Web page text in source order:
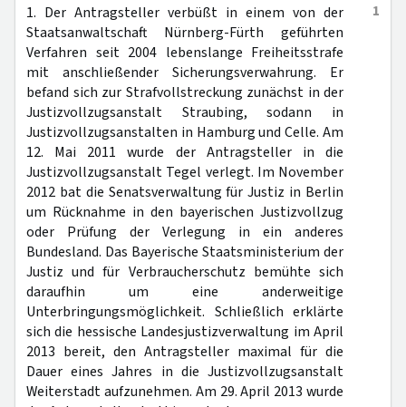
1
1. Der Antragsteller verbüßt in einem von der
Staatsanwaltschaft Nürnberg-Fürth geführten
Verfahren seit 2004 lebenslange Freiheitsstrafe
mit anschließender Sicherungsverwahrung. Er
befand sich zur Strafvollstreckung zunächst in der
Justizvollzugsanstalt Straubing, sodann in
Justizvollzugsanstalten in Hamburg und Celle. Am
12. Mai 2011 wurde der Antragsteller in die
Justizvollzugsanstalt Tegel verlegt. Im November
2012 bat die Senatsverwaltung für Justiz in Berlin
um Rücknahme in den bayerischen Justizvollzug
oder Prüfung der Verlegung in ein anderes
Bundesland. Das Bayerische Staatsministerium der
Justiz und für Verbraucherschutz bemühte sich
daraufhin um eine anderweitige
Unterbringungsmöglichkeit. Schließlich erklärte
sich die hessische Landesjustizverwaltung im April
2013 bereit, den Antragsteller maximal für die
Dauer eines Jahres in die Justizvollzugsanstalt
Weiterstadt aufzunehmen. Am 29. April 2013 wurde